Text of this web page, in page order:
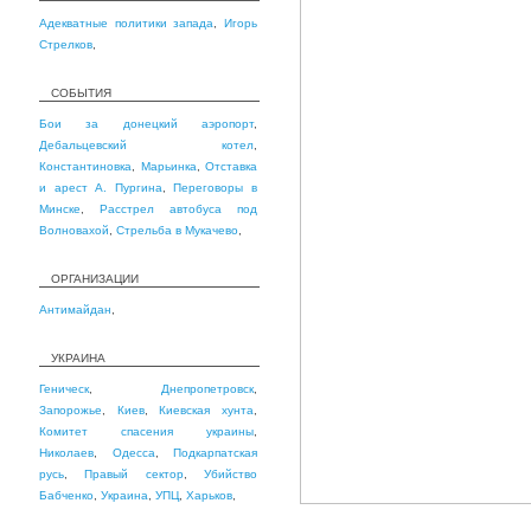
Адекватные политики запада ,Игорь
Стрелков
СОБЫТИЯ
Бои за донецкий аэропорт,
Дебальцевский котел
Константиновка
Марьинка
Отставка
и арест А. Пургина ,Переговоры в
Минске
Расстрел автобуса под
Волновахой
Стрельба в Мукачево
ОРГАНИЗАЦИИ
Антимайдан
УКРАИНА
Геническ Днепропетровск
Запорожье
Киев,Киевская хунта
Комитет спасения украины
Николаев
Одесса
Подкарпатская
русь ,Правый сектор,Убийство
Бабченко Украина УПЦ Харьков